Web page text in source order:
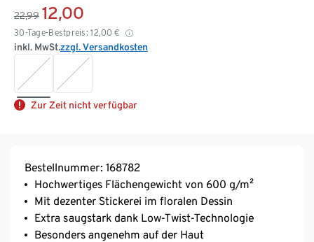
22,99 12,00
30-Tage-Bestpreis: 12,00 €
inkl. MwSt.zzgl. Versandkosten
Zur Zeit nicht verfügbar
Bestellnummer: 168782
Hochwertiges Flächengewicht von 600 g/m²
Mit dezenter Stickerei im floralen Dessin
Extra saugstark dank Low-Twist-Technologie
Besonders angenehm auf der Haut